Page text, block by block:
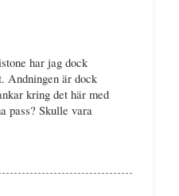
har jag dock
Andningen är dock
kring det här med
pass? Skulle vara